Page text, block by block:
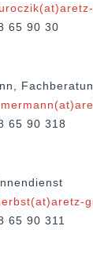
65 90 30
65 90 318
65 90 311